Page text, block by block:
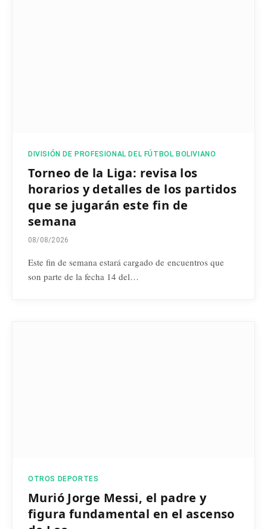
DIVISIÓN DE PROFESIONAL DEL FÚTBOL BOLIVIANO
Torneo de la Liga: revisa los
horarios y detalles de los partidos
que se jugarán este fin de
semana
08/08/2026
Este fin de semana estará cargado de encuentros que
son parte de la fecha 14 del…
OTROS DEPORTES
Murió Jorge Messi, el padre y
figura fundamental en el ascenso